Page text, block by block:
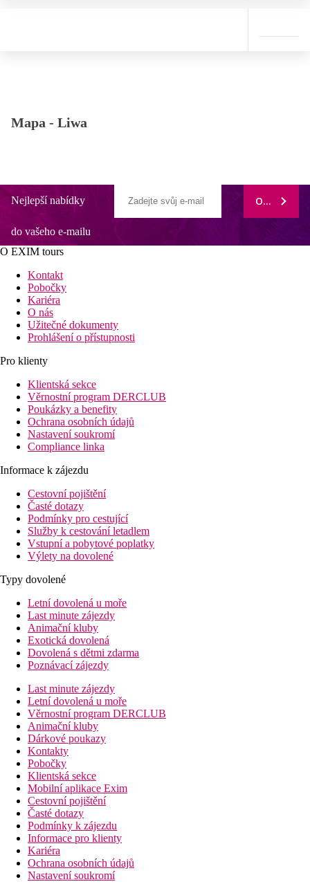
Mapa - Liwa
Nejlepší nabídky
do vašeho e-mailu
ODEBÍRAT
O EXIM tours
Kontakt
Pobočky
Kariéra
O nás
Užitečné dokumenty
Prohlášení o přístupnosti
Pro klienty
Klientská sekce
Věrnostní program DERCLUB
Poukázky a benefity
Ochrana osobních údajů
Nastavení soukromí
Compliance linka
Informace k zájezdu
Cestovní pojištění
Časté dotazy
Podmínky pro cestující
Služby k cestování letadlem
Vstupní a pobytové poplatky
Výlety na dovolené
Typy dovolené
Letní dovolená u moře
Last minute zájezdy
Animační kluby
Exotická dovolená
Dovolená s dětmi zdarma
Poznávací zájezdy
Last minute zájezdy
Letní dovolená u moře
Věrnostní program DERCLUB
Animační kluby
Dárkové poukazy
Kontakty
Pobočky
Klientská sekce
Mobilní aplikace Exim
Cestovní pojištění
Časté dotazy
Podmínky k zájezdu
Informace pro klienty
Kariéra
Ochrana osobních údajů
Nastavení soukromí